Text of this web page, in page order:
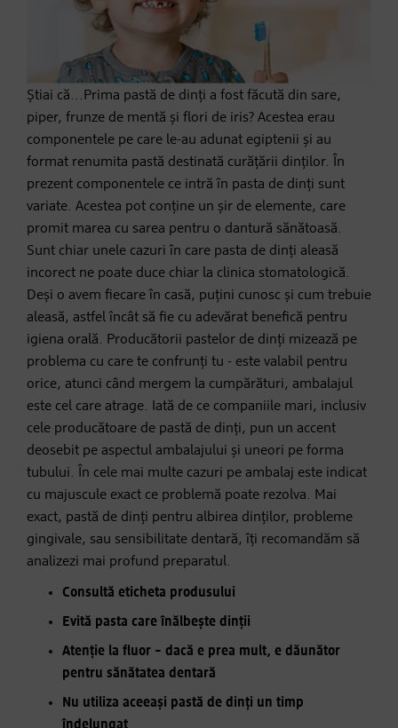
Știai că...Prima pastă de dinți a fost făcută din sare,
piper, frunze de mentă și flori de iris? Acestea erau
componentele pe care le-au adunat egiptenii și au
format renumita pastă destinată curățării dinților. În
prezent componentele ce intră în pasta de dinți sunt
variate. Acestea pot conține un șir de elemente, care
promit marea cu sarea pentru o dantură sănătoasă.
Sunt chiar unele cazuri în care pasta de dinți aleasă
incorect ne poate duce chiar la clinica stomatologică.
Deși o avem fiecare în casă, puțini cunosc și cum trebuie
aleasă, astfel încât să fie cu adevărat benefică pentru
igiena orală. Producătorii pastelor de dinți mizează pe
problema cu care te confrunți tu - este valabil pentru
orice, atunci când mergem la cumpărături, ambalajul
este cel care atrage. Iată de ce companiile mari, inclusiv
cele producătoare de pastă de dinți, pun un accent
deosebit pe aspectul ambalajului și uneori pe forma
tubului. În cele mai multe cazuri pe ambalaj este indicat
cu majuscule exact ce problemă poate rezolva. Mai
exact, pastă de dinți pentru albirea dinților, probleme
gingivale, sau sensibilitate dentară, îți recomandăm să
analizezi mai profund preparatul.
Consultă eticheta produsului
Evită pasta care înălbește dinții
Atenție la fluor – dacă e prea mult, e dăunător
pentru sănătatea dentară
Nu utiliza aceeași pastă de dinți un timp
îndelungat